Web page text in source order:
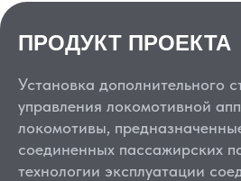
ПРОДУКТ ПРОЕКТА
Установка дополнительного
управления локомотивной
локомотивы,
соединенных пассажирских
технологии эксплуатации